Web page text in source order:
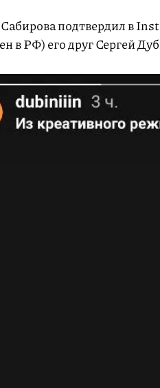
подтвердил в
в РФ) его друг Сергей